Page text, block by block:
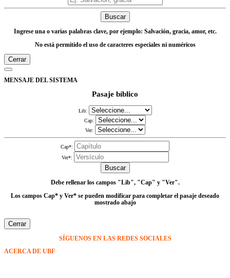
Buscar
Ingrese una o varias palabras clave, por ejemplo: Salvación, gracia, amor, etc.
No está permitido el uso de caracteres especiales ni numéricos
Cerrar
MENSAJE DEL SISTEMA
Pasaje bíblico
Lib:
Cap:
Ver:
Cap*:
Ver*:
Buscar
Debe rellenar los campos "Lib", "Cap" y "Ver".
Los campos Cap* y Ver* se pueden modificar para completar el pasaje deseado
mostrado abajo
Cerrar
SÍGUENOS EN LAS REDES SOCIALES
ACERCA DE UBF